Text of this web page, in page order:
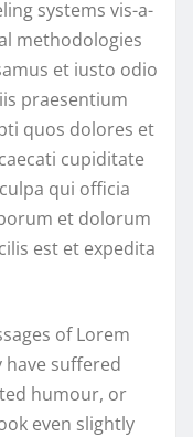
systems vis-a-
methodologies
et iusto odio
praesentium
quos dolores et
cupiditate
qui officia
et dolorum
est et expedita
of Lorem
suffered
humour, or
even slightly